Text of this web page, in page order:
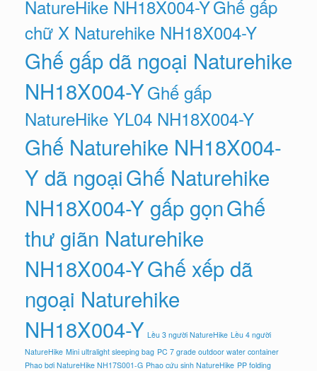
NatureHike NH18X004-YGhế gấp
chữ X Naturehike NH18X004-Y
Ghế gấp dã ngoại Naturehike
NH18X004-YGhế gấp
NatureHike YL04 NH18X004-Y
Ghế Naturehike NH18X004-
Y dã ngoạiGhế Naturehike
NH18X004-Y gấp gọnGhế
thư giãn Naturehike
NH18X004-YGhế xếp dã
ngoại Naturehike
NH18X004-Y Lều 3 người NatureHike Lều 4 người
NatureHike Mini ultralight sleeping bag PC 7 grade outdoor water container
Phao bơi NatureHike NH17S001-G Phao cứu sinh NatureHike PP folding